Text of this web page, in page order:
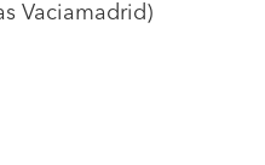
Vaciamadrid)